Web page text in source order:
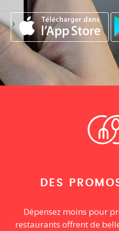
DES
Dépensez moins pour
restaurants offrent de